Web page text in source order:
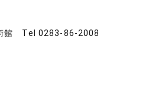
館 Tel 0283-86-2008